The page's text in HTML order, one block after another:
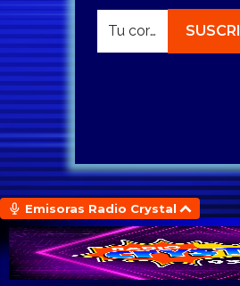
Emisoras Radio Crystal